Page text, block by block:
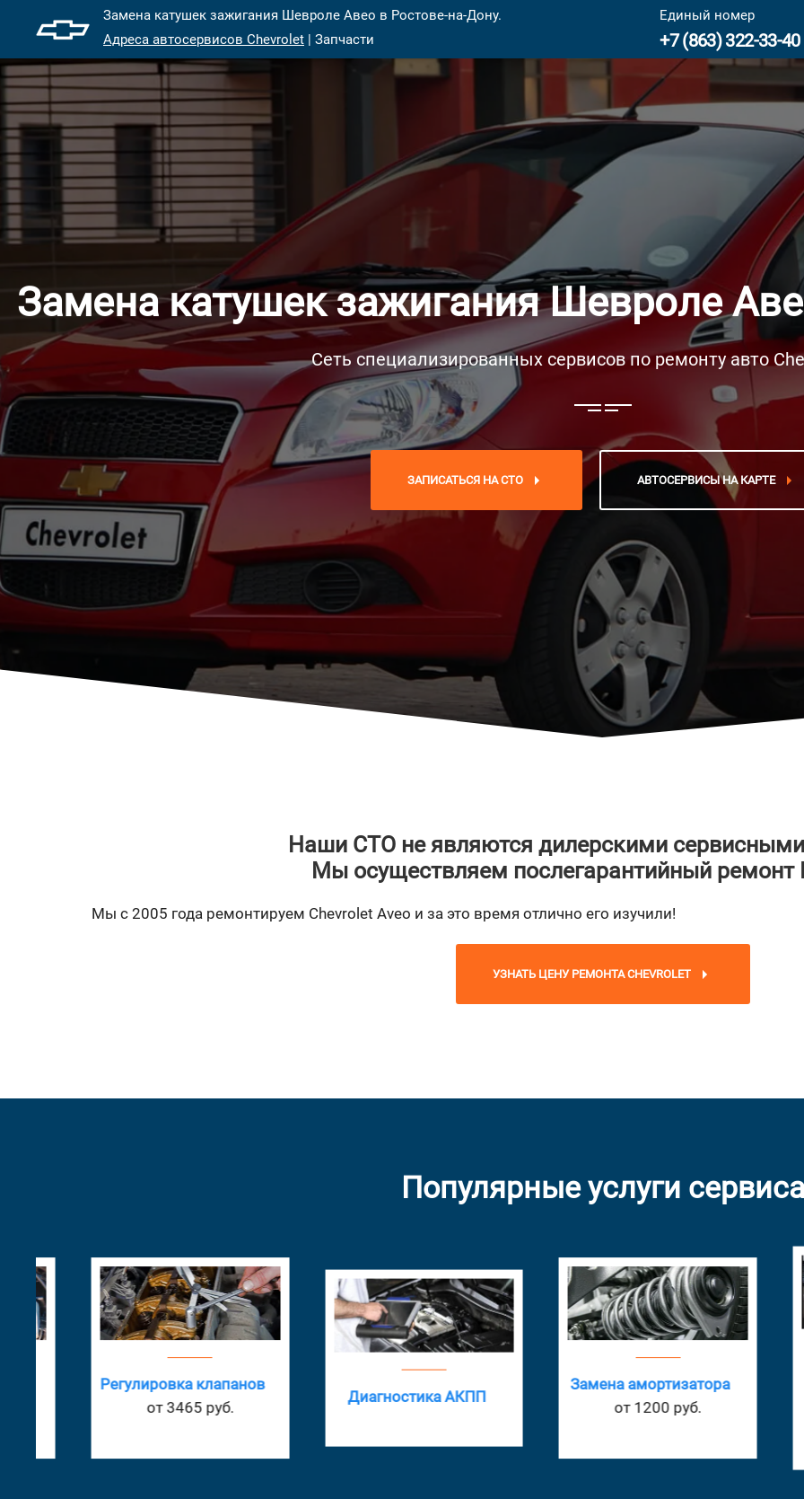
Замена катушек зажигания Шевроле Авео в Ростове-на-Дону.
Адреса автосервисов Chevrolet | Запчасти
Единый номер
+7 (863) 322-33-40
Замена катушек зажигания Шевроле
Сеть специализированных сервисов по ремонту авто
ЗАПИСАТЬСЯ НА СТО АВТОСЕРВИСЫ НА КАРТЕ
Наши СТО не являются дилерскими
Мы осуществляем послегарантийный
Мы с 2005 года ремонтируем Chevrolet Aveo и за это время отлично его изучили!
УЗНАТЬ ЦЕНУ РЕМОНТА CHEVROLET
Популярные услуги
Регулировка клапанов
от 3465 руб.
Диагностика АКПП
Замена амортизатора
от 1200 руб.